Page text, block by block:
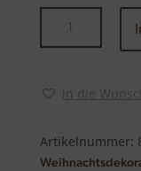
Deko-
in die
Artikelnummer: